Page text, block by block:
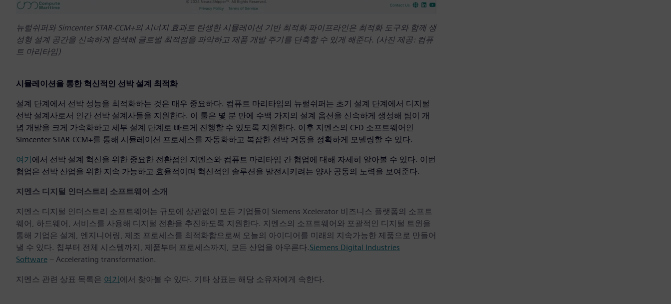
뉴럴쉬퍼와 Simcenter STAR-CCM+의 시너지 효과로 탄생한 시뮬레이션 기반 최적화 파이프라인은 최적화 도구와 함께 생
성형 설계 공간을 신속하게 탐색해 글로벌 최적점을 파악하고 제품 개발 주기를 단축할 수 있게 해준다. (사진 제공: 컴퓨
트 마리타임)
시뮬레이션을 통한 혁신적인 선박 설계 최적화
설계 단계에서 선박 성능을 최적화하는 것은 매우 중요하다. 컴퓨트 마리타임의 뉴럴쉬퍼는 초기 설계 단계에서 디지털
선박 설계사로서 인간 선박 설계사들을 지원한다. 이 툴은 몇 분 만에 수백 가지의 설계 옵션을 신속하게 생성해 팀이 개
념 개발을 크게 가속화하고 세부 설계 단계로 빠르게 진행할 수 있도록 지원한다. 이후 지멘스의 CFD 소프트웨어인
Simcenter STAR-CCM+를 통해 시뮬레이션 프로세스를 자동화하고 복잡한 선박 거동을 정확하게 모델링할 수 있다.
여기에서 선박 설계 혁신을 위한 중요한 전환점인 지멘스와 컴퓨트 마리타임 간 협업에 대해 자세히 알아볼 수 있다. 이번
협업은 선박 산업을 위한 지속 가능하고 효율적이며 혁신적인 솔루션을 발전시키려는 양사 공동의 노력을 보여준다.
지멘스 디지털 인더스트리 소프트웨어 소개
지멘스 디지털 인더스트리 소프트웨어는 규모에 상관없이 모든 기업들이 Siemens Xcelerator 비즈니스 플랫폼의 소프트
웨어, 하드웨어, 서비스를 사용해 디지털 전환을 추진하도록 지원한다. 지멘스의 소프트웨어와 포괄적인 디지털 트윈을
통해 기업은 설계, 엔지니어링, 제조 프로세스를 최적화함으로써 오늘의 아이디어를 미래의 지속가능한 제품으로 만들어
낼 수 있다. 칩부터 전체 시스템까지, 제품부터 프로세스까지, 모든 산업을 아우른다.Siemens Digital Industries
Software – Accelerating transformation.
지멘스 관련 상표 목록은 여기에서 찾아볼 수 있다. 기타 상표는 해당 소유자에게 속한다.